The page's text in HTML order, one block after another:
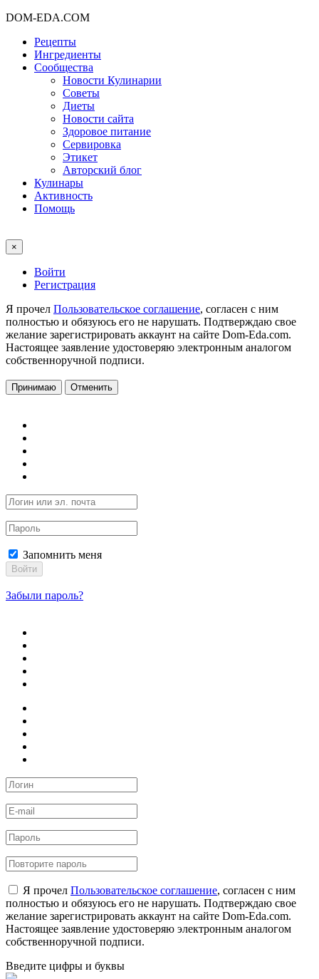
DOM-EDA.COM
Рецепты
Ингредиенты
Сообщества
Новости Кулинарии
Советы
Диеты
Новости сайта
Здоровое питание
Сервировка
Этикет
Авторский блог
Кулинары
Активность
Помощь
×
Войти
Регистрация
Я прочел Пользовательское соглашение, согласен с ним
полностью и обязуюсь его не нарушать. Подтверждаю свое
желание зарегистрировать аккаунт на сайте Dom-Eda.com.
Настоящее заявление удостоверяю электронным аналогом
собственноручной подписи.
Принимаю Отменить
Запомнить меня
Войти
Забыли пароль?
Я прочел Пользовательское соглашение, согласен с ним
полностью и обязуюсь его не нарушать. Подтверждаю свое
желание зарегистрировать аккаунт на сайте Dom-Eda.com.
Настоящее заявление удостоверяю электронным аналогом
собственноручной подписи.
Введите цифры и буквы